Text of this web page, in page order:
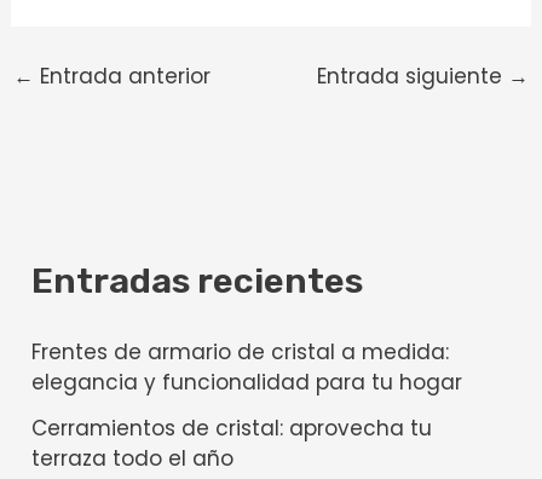
← Entrada anterior Entrada siguiente →
Entradas recientes
Frentes de armario de cristal a medida:
elegancia y funcionalidad para tu hogar
Cerramientos de cristal: aprovecha tu
terraza todo el año